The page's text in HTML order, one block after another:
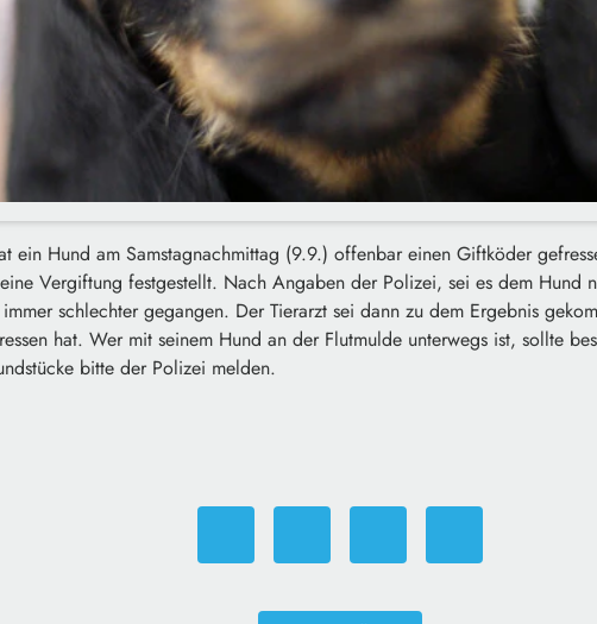
ein Hund am Samstagnachmittag (9.9.) offenbar einen Giftköder
Vergiftung festgestellt. Nach Angaben der Polizei, sei es dem Hund
schlechter gegangen. Der Tierarzt sei dann zu dem Ergebnis
hat. Wer mit seinem Hund an der Flutmulde unterwegs ist, sollte
bitte der Polizei melden.